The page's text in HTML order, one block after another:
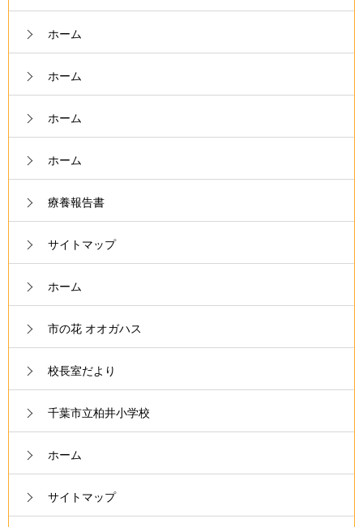
ホーム
ホーム
ホーム
ホーム
療養報告書
サイトマップ
ホーム
市の花 オオガハス
校長室だより
千葉市立柏井小学校
ホーム
サイトマップ